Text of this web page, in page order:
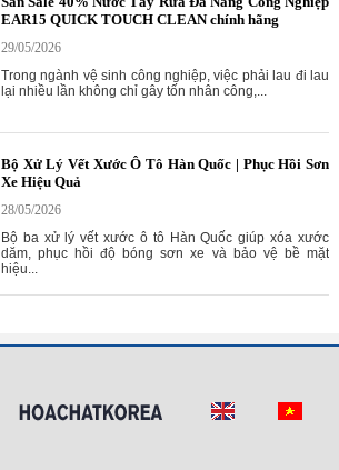
EAR15 QUICK TOUCH CLEAN chính hãng
29/05/2026
Trong ngành vệ sinh công nghiệp, việc phải lau đi lau
lại nhiều lần không chỉ gây tốn nhân công,...
Bộ Xử Lý Vết Xước Ô Tô Hàn Quốc | Phục Hồi Sơn
Xe Hiệu Quả
28/05/2026
Bộ ba xử lý vết xước ô tô Hàn Quốc giúp xóa xước
dăm, phục hồi độ bóng sơn xe và bảo vệ bề mặt
hiệu...